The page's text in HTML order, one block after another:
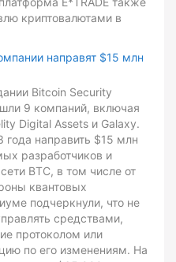
криптовалютами в
направят $15 млн
Bitcoin Security
9 компаний, включая
Digital Assets и Galaxy.
года направить $15 млн
разработчиков и
BTC, в том числе от
квантовых
подчеркнули, что не
средствами,
протоколом или
по его изменениям. На